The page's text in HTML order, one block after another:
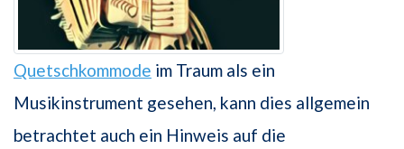
Quetschkommode im Traum als ein
Musikinstrument gesehen, kann dies allgemein
betrachtet auch ein Hinweis auf die